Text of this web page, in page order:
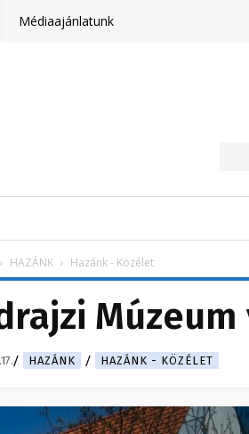
Médiaajánlatunk
HAZÁNK Hazánk - Közélet
HAZÁNK HAZÁNK - KÖZÉLET